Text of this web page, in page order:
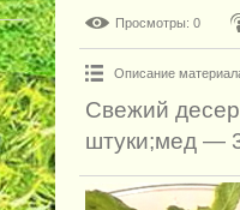
Просмотры: 0
Описание
Свежий
штуки;мед —